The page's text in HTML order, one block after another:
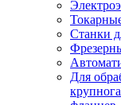
Станки
Для